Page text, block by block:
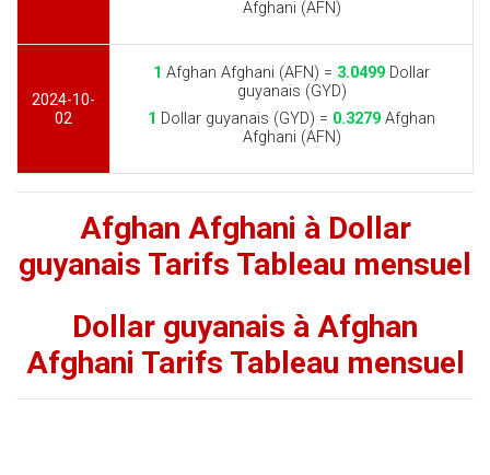
Afghani (AFN)
2024-10-
02
1 Afghan Afghani (AFN) = 3.0499 Dollar
guyanais (GYD)
1 Dollar guyanais (GYD) = 0.3279 Afghan
Afghani (AFN)
Afghan Afghani à Dollar
guyanais Tarifs Tableau mensuel
Dollar guyanais à Afghan
Afghani Tarifs Tableau mensuel